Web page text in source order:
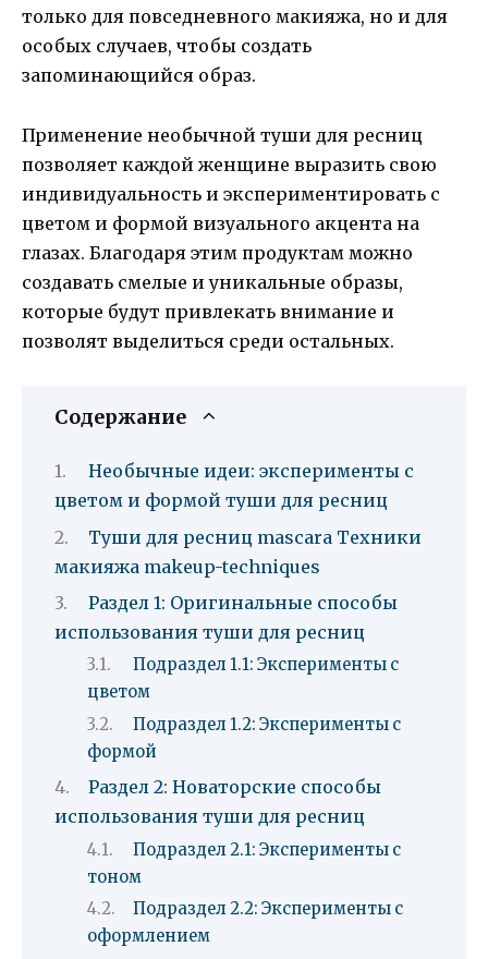
только для повседневного макияжа, но и для
особых случаев, чтобы создать
запоминающийся образ.
Применение необычной туши для ресниц
позволяет каждой женщине выразить свою
индивидуальность и экспериментировать с
цветом и формой визуального акцента на
глазах. Благодаря этим продуктам можно
создавать смелые и уникальные образы,
которые будут привлекать внимание и
позволят выделиться среди остальных.
Содержание
Необычные идеи: эксперименты с
цветом и формой туши для ресниц
Туши для ресниц mascara Техники
макияжа makeup-techniques
Раздел 1: Оригинальные способы
использования туши для ресниц
Подраздел 1.1: Эксперименты с
цветом
Подраздел 1.2: Эксперименты с
формой
Раздел 2: Новаторские способы
использования туши для ресниц
Подраздел 2.1: Эксперименты с
тоном
Подраздел 2.2: Эксперименты с
оформлением